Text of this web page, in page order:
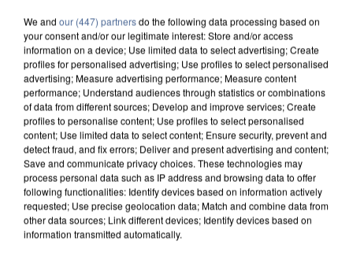
We and our (447) partnersdo the following data processing based on
your consent and/or our legitimate interest: Store and/or access
information on a device; Use limited data to select advertising; Create
profiles for personalised advertising; Use profiles to select personalised
advertising; Measure advertising performance; Measure content
performance; Understand audiences through statistics or combinations
of data from different sources; Develop and improve services; Create
profiles to personalise content; Use profiles to select personalised
content; Use limited data to select content; Ensure security, prevent and
detect fraud, and fix errors; Deliver and present advertising and content;
Save and communicate privacy choices. These technologies may
process personal data such as IP address and browsing data to offer
following functionalities: Identify devices based on information actively
requested; Use precise geolocation data; Match and combine data from
other data sources; Link different devices; Identify devices based on
information transmitted automatically.